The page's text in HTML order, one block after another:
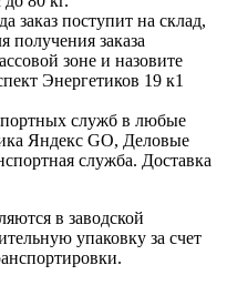
заказ поступит на склад,
получения заказа
зоне и назовите
Энергетиков 19 к1
служб в любые
Яндекс GO, Деловые
служба. Доставка
в заводской
упаковку за счет